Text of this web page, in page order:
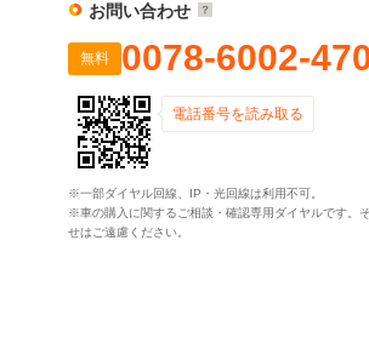
お問い合わせ
無料 0078-6002-
電話番号を読み取る
※一部ダイヤル回線、IP・光回線は利用不可。
※車の購入に関するご相談・確認専用ダイヤルです。
せはご遠慮ください。